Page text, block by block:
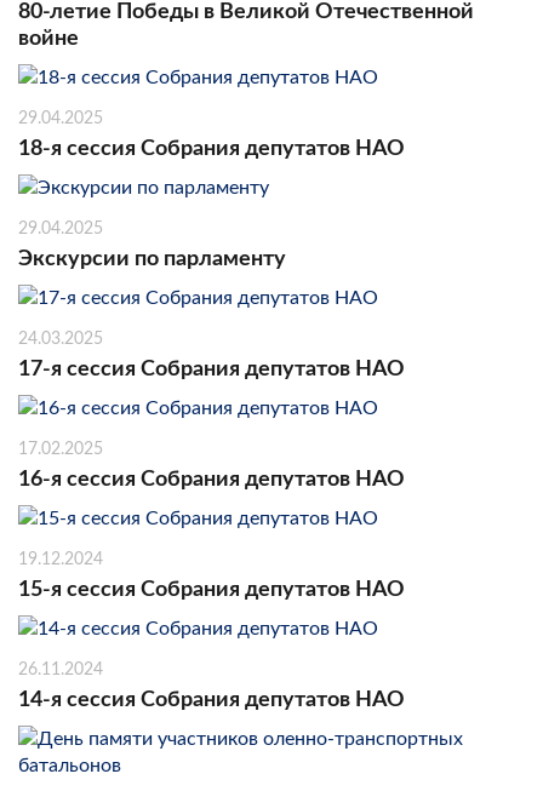
80-летие Победы в Великой Отечественной
войне
29.04.2025
18-я сессия Собрания депутатов НАО
29.04.2025
Экскурсии по парламенту
24.03.2025
17-я сессия Собрания депутатов НАО
17.02.2025
16-я сессия Собрания депутатов НАО
19.12.2024
15-я сессия Собрания депутатов НАО
26.11.2024
14-я сессия Собрания депутатов НАО